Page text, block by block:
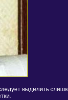
выделить